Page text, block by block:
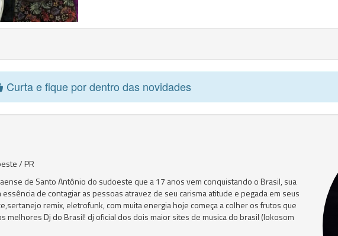
Curta e fique por dentro das novidades
/ PR
de Santo Antônio do sudoeste que a 17 anos vem conquistando o Brasil, sua
de contagiar as pessoas atravez de seu carisma atitude e pegada em seus
remix, eletrofunk, com muita energia hoje começa a colher os frutos que
melhores Dj do Brasil! dj oficial dos dois maior sites de musica do brasil (lokosom